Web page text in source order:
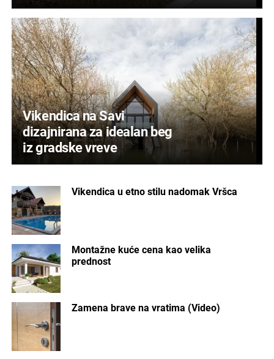
Vikendica na Savi
dizajnirana za idealan beg
iz gradske vreve
Vikendica u etno stilu nadomak Vršca
Montažne kuće cena kao velika
prednost
Zamena brave na vratima (Video)